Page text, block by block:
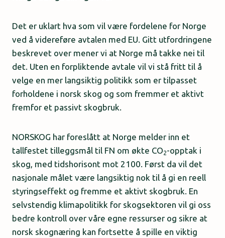
Det er uklart hva som vil være fordelene for Norge
ved å videreføre avtalen med EU. Gitt utfordringene
beskrevet over mener vi at Norge må takke nei til
det. Uten en forpliktende avtale vil vi stå fritt til å
velge en mer langsiktig politikk som er tilpasset
forholdene i norsk skog og som fremmer et aktivt
fremfor et passivt skogbruk.
NORSKOG har foreslått at Norge melder inn et
tallfestet tilleggsmål til FN om økte CO2-opptak i
skog, med tidshorisont mot 2100. Først da vil det
nasjonale målet være langsiktig nok til å gi en reell
styringseffekt og fremme et aktivt skogbruk. En
selvstendig klimapolitikk for skogsektoren vil gi oss
bedre kontroll over våre egne ressurser og sikre at
norsk skognæring kan fortsette å spille en viktig